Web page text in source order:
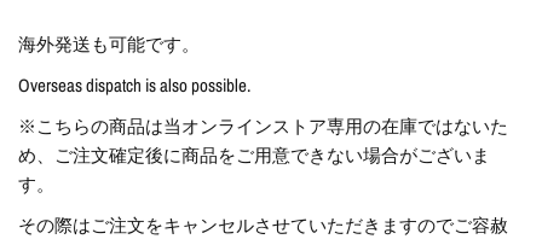
海外発送も可能です。
Overseas dispatch is also possible.
※こちらの商品は当オンラインストア専用の在庫ではないた
め、ご注文確定後に商品をご用意できない場合がございま
す。
その際はご注文をキャンセルさせていただきますのでご容赦